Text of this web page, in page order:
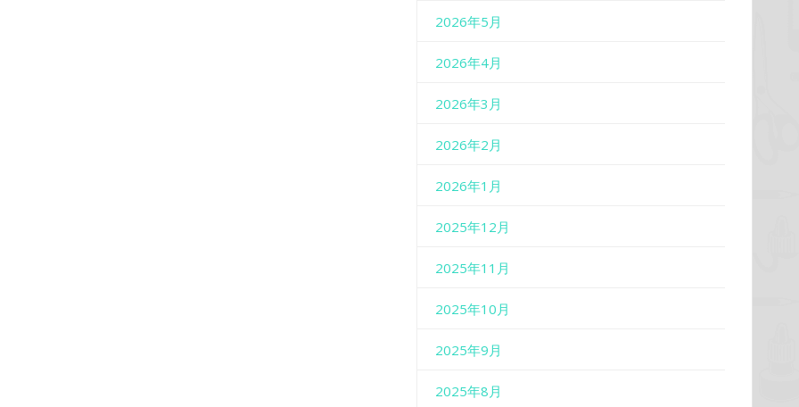
2026年5月
2026年4月
2026年3月
2026年2月
2026年1月
2025年12月
2025年11月
2025年10月
2025年9月
2025年8月